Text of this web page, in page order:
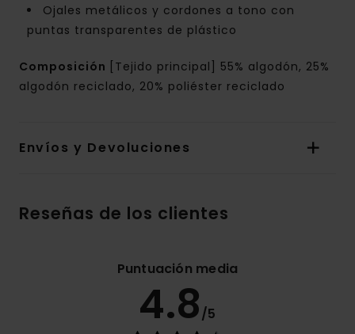
Ojales metálicos y cordones a tono con
puntas transparentes de plástico
Composición
[Tejido principal] 55% algodón, 25%
algodón reciclado, 20% poliéster reciclado
Envíos y Devoluciones
Reseñas de los clientes
Puntuación media
4.8/5